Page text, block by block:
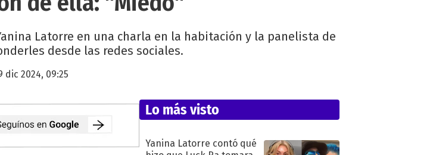
Latorre en una charla en la habitación y la panelista de
desde las redes sociales.
dic 2024, 09:25
Lo más visto
Yanina Latorre contó qué